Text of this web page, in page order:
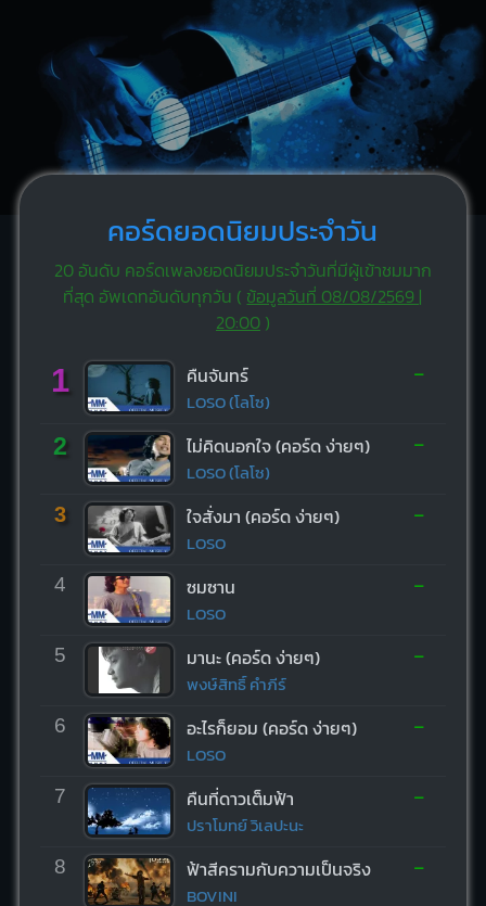
คอร์ดยอดนิยมประจำวัน
20 อันดับ คอร์ดเพลงยอดนิยมประจำวันที่มีผู้เข้าชมมาก
ที่สุด อัพเดทอันดับทุกวัน ( ข้อมูลวันที่ 08/08/2569 |
20:00)
1 คืนจันทร์
LOSO (โลโซ)
-
2 ไม่คิดนอกใจ (คอร์ด ง่ายๆ)
LOSO (โลโซ)
-
3 ใจสั่งมา (คอร์ด ง่ายๆ)
LOSO
-
4 ซมซาน
LOSO
-
5 มานะ (คอร์ด ง่ายๆ)
พงษ์สิทธิ์ คำภีร์
-
6 อะไรก็ยอม (คอร์ด ง่ายๆ)
LOSO
-
7 คืนที่ดาวเต็มฟ้า
ปราโมทย์ วิเลปะนะ
-
8 ฟ้าสีครามกับความเป็นจริง
BOVINI
-